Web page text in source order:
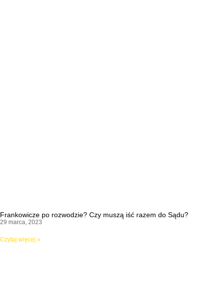
Frankowicze po rozwodzie? Czy muszą iść razem do Sądu?
29 marca, 2023
Czytaj więcej »